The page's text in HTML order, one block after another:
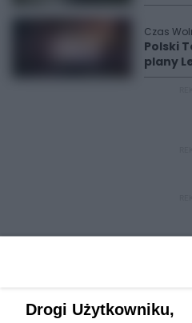
Czas
Polski
plany
Drogi Użytkowniku,